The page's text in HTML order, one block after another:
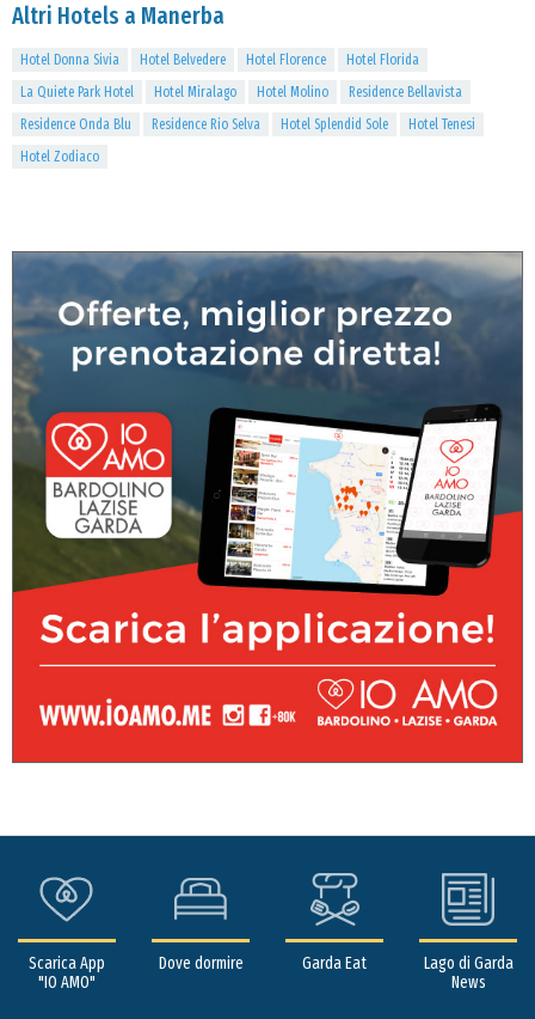
Altri Hotels a Manerba
Hotel Donna Sivia Hotel Belvedere Hotel Florence
Hotel Florida
La Quiete Park Hotel
Hotel Miralago Hotel Molino
Residence Bellavista
Residence Onda Blu
Residence Rio Selva Hotel Splendid Sole
Hotel Tenesi
Hotel Zodiaco
Scarica App
"IO AMO"
Dove dormire Garda Eat
Lago di Garda
News